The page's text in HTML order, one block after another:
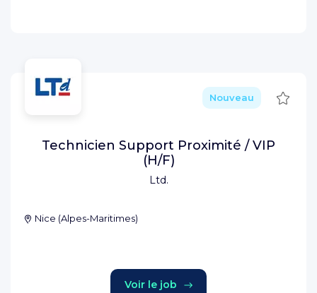
Ltd.
Nouveau
Technicien Support Proximité / VIP
(H/F)
Nice (Alpes-Maritimes)
Voir le job